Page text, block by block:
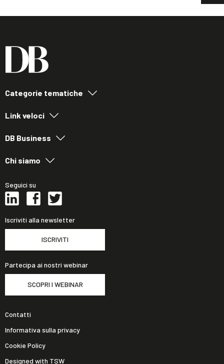
Categorie tematiche
Link veloci
DB Business
Chi siamo
Seguici su
Iscriviti alla newsletter
ISCRIVITI
Partecipa ai nostri webinar
SCOPRI I WEBINAR
Contatti
Informativa sulla privacy
Cookie Policy
Designed with TSW